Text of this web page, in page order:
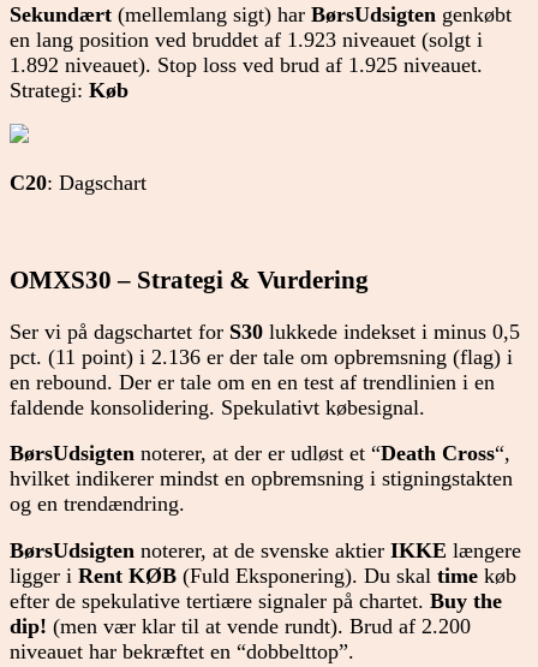
Sekundært (mellemlang sigt) har BørsUdsigten genkøbt
en lang position ved bruddet af 1.923 niveauet (solgt i
1.892 niveauet). Stop loss ved brud af 1.925 niveauet.
Strategi: Køb
C20: Dagschart
OMXS30 – Strategi & Vurdering
Ser vi på dagschartet for S30 lukkede indekset i minus 0,5
pct. (11 point) i 2.136 er der tale om opbremsning (flag) i
en rebound. Der er tale om en en test af trendlinien i en
faldende konsolidering. Spekulativt købesignal.
BørsUdsigten noterer, at der er udløst et “Death Cross“,
hvilket indikerer mindst en opbremsning i stigningstakten
og en trendændring.
BørsUdsigten noterer, at de svenske aktier IKKE længere
ligger i Rent KØB (Fuld Eksponering). Du skal time køb
efter de spekulative tertiære signaler på chartet. Buy the
dip! (men vær klar til at vende rundt). Brud af 2.200
niveauet har bekræftet en “dobbelttop”.